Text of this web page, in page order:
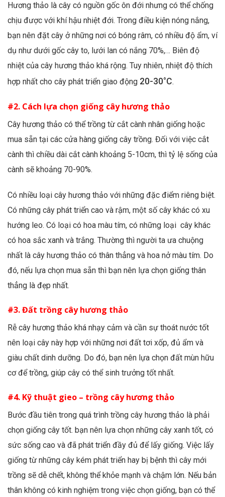
Hương thảo là cây có nguồn gốc ôn đới nhưng có thể chống
chịu được với khí hậu nhiệt đới. Trong điều kiện nóng nắng,
bạn nên đặt cây ở những nơi có bóng râm, có nhiều độ ẩm, ví
dụ như dưới gốc cây to, lưới lan có nắng 70%,… Biên độ
nhiệt của cây hương thảo khá rộng. Tuy nhiên, nhiệt độ thích
hợp nhất cho cây phát triển giao động 20-30°C.
#2. Cách lựa chọn giống cây hương thảo
Cây hương thảo có thể trồng từ cắt cành nhân giống hoặc
mua sẵn tại các cửa hàng giống cây trồng. Đối với việc cắt
cành thì chiều dài cắt cành khoảng 5-10cm, thì tỷ lệ sống của
cành sẽ khoảng 70-90%.
Có nhiều loại cây hương thảo với những đặc điểm riêng biệt.
Có những cây phát triển cao và rậm, một số cây khác có xu
hướng leo. Có loại có hoa màu tím, có những loại cây khác
có hoa sắc xanh và trắng. Thường thì người ta ưa chuộng
nhất là cây hương thảo có thân thẳng và hoa nở màu tím. Do
đó, nếu lựa chọn mua sẵn thì bạn nên lựa chọn giống thân
thẳng là đẹp nhất.
#3. Đất trồng cây hương thảo
Rễ cây hương thảo khá nhạy cảm và cần sự thoát nước tốt
nên loại cây này hợp với những nơi đất tơi xốp, đủ ẩm và
giàu chất dinh dưỡng. Do đó, bạn nên lựa chọn đất mùn hữu
cơ để trồng, giúp cây có thể sinh trưởng tốt nhất.
#4. Kỹ thuật gieo – trồng cây hương thảo
Bước đầu tiên trong quá trình trồng cây hương thảo là phải
chọn giống cây tốt. bạn nên lựa chọn những cây xanh tốt, có
sức sống cao và đã phát triển đầy đủ để lấy giống. Việc lấy
giống từ những cây kém phát triển hay bị bệnh thì cây mới
trồng sẽ dễ chết, không thể khỏe mạnh và chậm lớn. Nếu bản
thân không có kinh nghiệm trong việc chọn giống, bạn có thể